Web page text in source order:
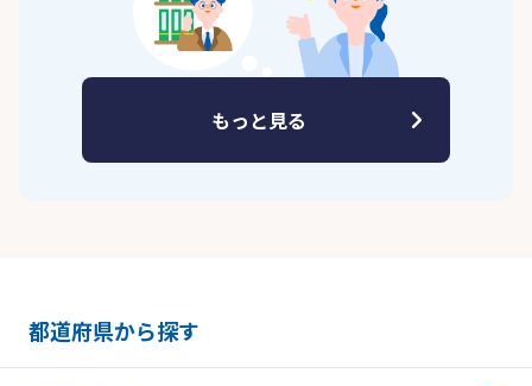
もっと見る
都道府県から探す